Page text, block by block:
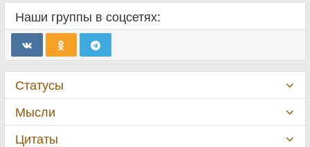
Наши группы в соцсетях:
Статусы
Мысли
Цитаты